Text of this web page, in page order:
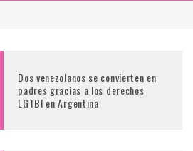
Dos venezolanos se convierten en
padres gracias a los derechos
LGTBI en Argentina